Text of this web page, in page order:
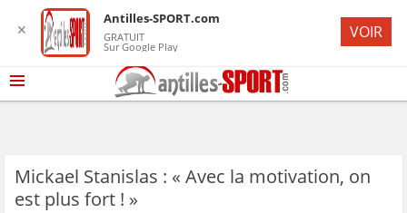
Mickael Stanislas : « Avec la motivation, on
est plus fort ! »
✕
Antilles-SPORT.com
GRATUIT
Sur Google Play
VOIR